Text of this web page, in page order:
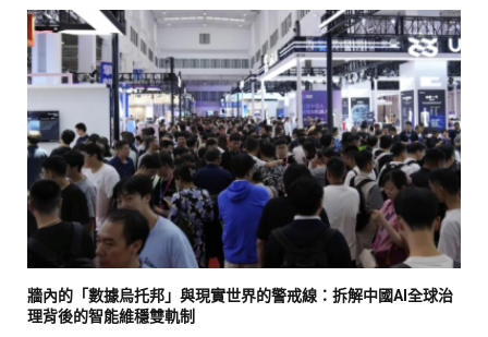
牆內的「數據烏托邦」與現實世界的警戒線：拆解中國AI全球治
理背後的智能維穩雙軌制